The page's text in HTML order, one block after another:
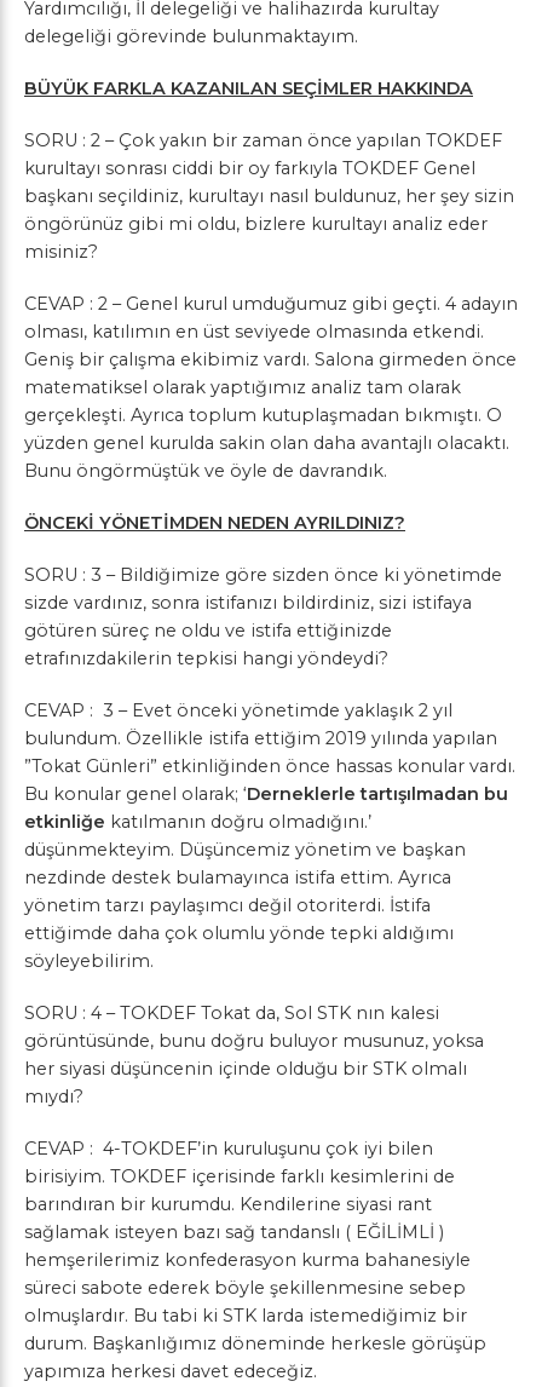
Yardımcılığı, İl delegeliği ve halihazırda kurultay
delegeliği görevinde bulunmaktayım.
BÜYÜK FARKLA KAZANILAN SEÇİMLER HAKKINDA
SORU : 2 – Çok yakın bir zaman önce yapılan TOKDEF
kurultayı sonrası ciddi bir oy farkıyla TOKDEF Genel
başkanı seçildiniz, kurultayı nasıl buldunuz, her şey sizin
öngörünüz gibi mi oldu, bizlere kurultayı analiz eder
misiniz?
CEVAP : 2 – Genel kurul umduğumuz gibi geçti. 4 adayın
olması, katılımın en üst seviyede olmasında etkendi.
Geniş bir çalışma ekibimiz vardı. Salona girmeden önce
matematiksel olarak yaptığımız analiz tam olarak
gerçekleşti. Ayrıca toplum kutuplaşmadan bıkmıştı. O
yüzden genel kurulda sakin olan daha avantajlı olacaktı.
Bunu öngörmüştük ve öyle de davrandık.
ÖNCEKİ YÖNETİMDEN NEDEN AYRILDINIZ?
SORU : 3 – Bildiğimize göre sizden önce ki yönetimde
sizde vardınız, sonra istifanızı bildirdiniz, sizi istifaya
götüren süreç ne oldu ve istifa ettiğinizde
etrafınızdakilerin tepkisi hangi yöndeydi?
CEVAP : 3 – Evet önceki yönetimde yaklaşık 2 yıl
bulundum. Özellikle istifa ettiğim 2019 yılında yapılan
”Tokat Günleri” etkinliğinden önce hassas konular vardı.
Bu konular genel olarak; ‘Derneklerle tartışılmadan bu
etkinliğe katılmanın doğru olmadığını.’
düşünmekteyim. Düşüncemiz yönetim ve başkan
nezdinde destek bulamayınca istifa ettim. Ayrıca
yönetim tarzı paylaşımcı değil otoriterdi. İstifa
ettiğimde daha çok olumlu yönde tepki aldığımı
söyleyebilirim.
SORU : 4 – TOKDEF Tokat da, Sol STK nın kalesi
görüntüsünde, bunu doğru buluyor musunuz, yoksa
her siyasi düşüncenin içinde olduğu bir STK olmalı
mıydı?
CEVAP : 4-TOKDEF’in kuruluşunu çok iyi bilen
birisiyim. TOKDEF içerisinde farklı kesimlerini de
barındıran bir kurumdu. Kendilerine siyasi rant
sağlamak isteyen bazı sağ tandanslı ( EĞİLİMLİ )
hemşerilerimiz konfederasyon kurma bahanesiyle
süreci sabote ederek böyle şekillenmesine sebep
olmuşlardır. Bu tabi ki STK larda istemediğimiz bir
durum. Başkanlığımız döneminde herkesle görüşüp
yapımıza herkesi davet edeceğiz.